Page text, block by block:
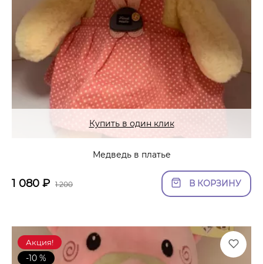
Купить в один клик
Медведь в платье
1 080 ₽ 1 200 В КОРЗИНУ
Акция!
-10 %